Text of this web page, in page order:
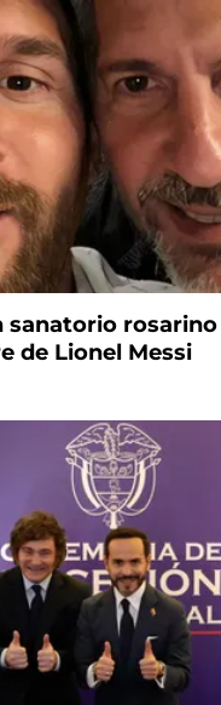
sanatorio
de Lionel Messi